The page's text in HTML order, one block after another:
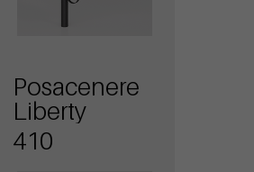
Posacenere
Liberty
410